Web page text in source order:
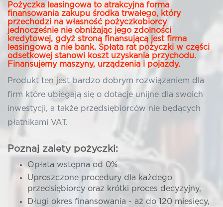
Pożyczka leasingowa to atrakcyjna forma
finansowania zakupu środka trwałego, który
przechodzi na własność pożyczkobiorcy
jednocześnie nie obniżając jego zdolności
kredytowej, gdyż stroną finansującą jest firma
leasingowa a nie bank. Spłata rat pożyczki w części
odsetkowej stanowi koszt uzyskania przychodu.
Finansujemy maszyny, urządzenia i pojazdy.
Produkt ten jest bardzo dobrym rozwiązaniem dla
firm które ubiegają się o dotacje unijne dla swoich
inwestycji, a także przedsiębiorców nie będących
płatnikami VAT.
Poznaj zalety pożyczki:
Opłata wstępna od 0%
Uproszczone procedury dla każdego
przedsiębiorcy oraz krótki proces decyzyjny,
Długi okres finansowania - aż do 120 miesięcy,